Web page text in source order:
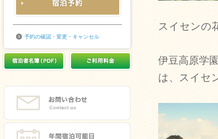
予約の確認・変更・キャンセル
スイセンの
伊豆高原学
は、スイセ